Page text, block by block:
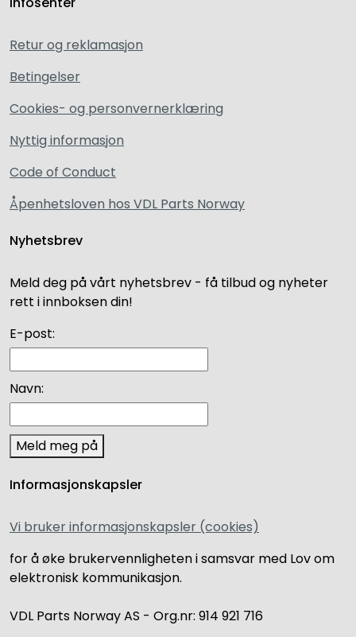
Retur og reklamasjon
Betingelser
Cookies- og personvernerklæring
Nyttig informasjon
Code of Conduct
Åpenhetsloven hos VDL Parts Norway
Nyhetsbrev
Meld deg på vårt nyhetsbrev - få tilbud og nyheter
rett i innboksen din!
E-post:
Navn:
Meld meg på
Informasjonskapsler
Vi bruker informasjonskapsler (cookies)
for å øke brukervennligheten i samsvar med Lov om
elektronisk kommunikasjon.
VDL Parts Norway AS - Org.nr: 914 921 716